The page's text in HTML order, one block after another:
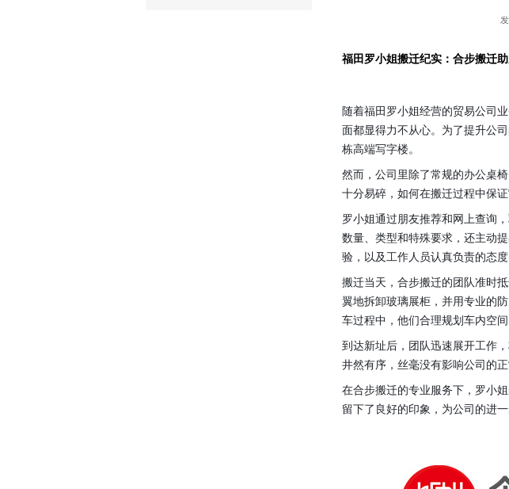
福田罗小姐搬迁纪实：合步搬迁
随着福田罗小姐经营的贸易公司
面都显得力不从心。为了提升公
栋高端写字楼。
然而，公司里除了常规的办公桌
十分易碎，如何在搬迁过程中保
罗小姐通过朋友推荐和网上查询
数量、类型和特殊要求，还主动
验，以及工作人员认真负责的态
搬迁当天，合步搬迁的团队准时
翼地拆卸玻璃展柜，并用专业的
车过程中，他们合理规划车内空间
到达新址后，团队迅速展开工作
井然有序，丝毫没有影响公司的正
在合步搬迁的专业服务下，罗小
留下了良好的印象，为公司的进